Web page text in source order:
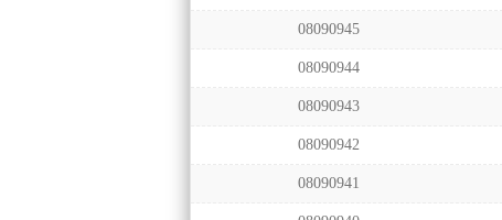
08090945
08090944
08090943
08090942
08090941